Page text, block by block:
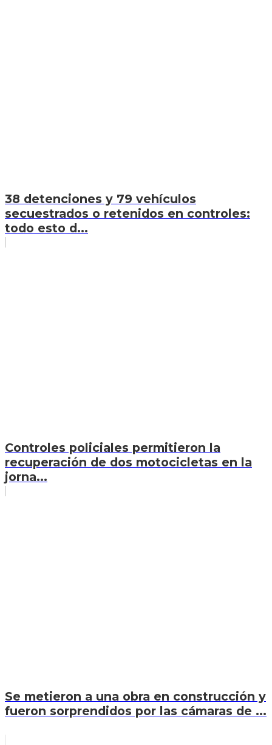
38 detenciones y 79 vehículos
secuestrados o retenidos en controles:
todo esto d...
Controles policiales permitieron la
recuperación de dos motocicletas en la
jorna...
Se metieron a una obra en construcción y
fueron sorprendidos por las cámaras de ...